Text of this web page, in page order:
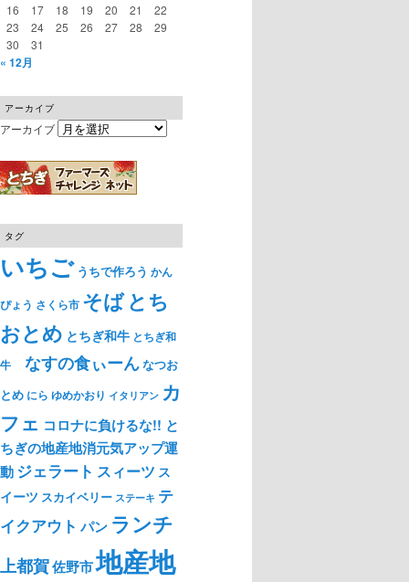
16
17 18 19 20 21
22
23
24 25 26 27 28
29
30
31
« 12月
アーカイブ
アーカイブ
タグ
いちご うちで作ろう かん
ぴょう さくら市 そばとち
おとめ とちぎ和牛 とちぎ和
牛
なすの食ぃーんなつお
とめ にら ゆめかおり イタリアン カ
フェ コロナに負けるな!! と
ちぎの地産地消元気アップ運
動ジェラート スィーツ ス
イーツ スカイベリー ステーキ テ
イクアウト パン ランチ
上都賀佐野市地産地